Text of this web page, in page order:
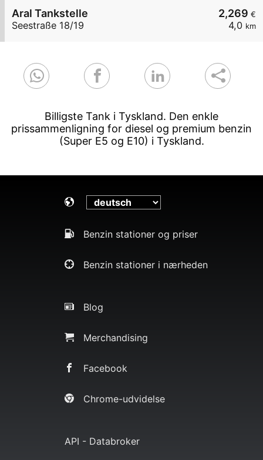
2,269 €
4,0 km
Aral Tankstelle
Seestraße 18/19
Billigste Tank i Tyskland. Den enkle
prissammenligning for diesel og premium benzin
(Super E5 og E10) i Tyskland.
Benzin stationer og priser
Benzin stationer i nærheden
Blog
Merchandising
Facebook
Chrome-udvidelse
API - Databroker